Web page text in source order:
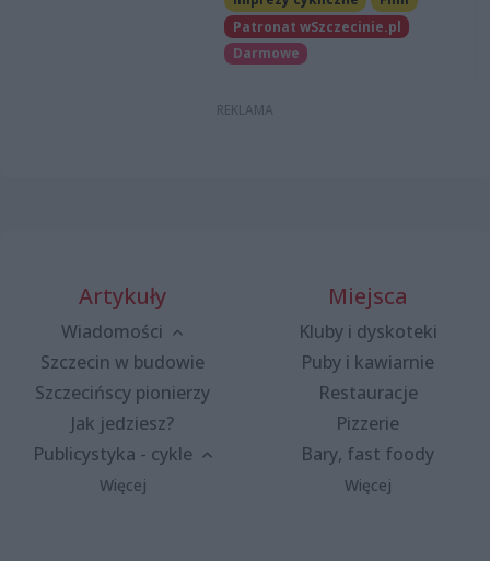
Patronat wSzczecinie.pl
Darmowe
Artykuły
Wiadomości
Szczecin w budowie
Szczecińscy pionierzy
Jak jedziesz?
Publicystyka - cykle
Więcej
Miejsca
Kluby i dyskoteki
Puby i kawiarnie
Restauracje
Pizzerie
Bary, fast foody
Więcej